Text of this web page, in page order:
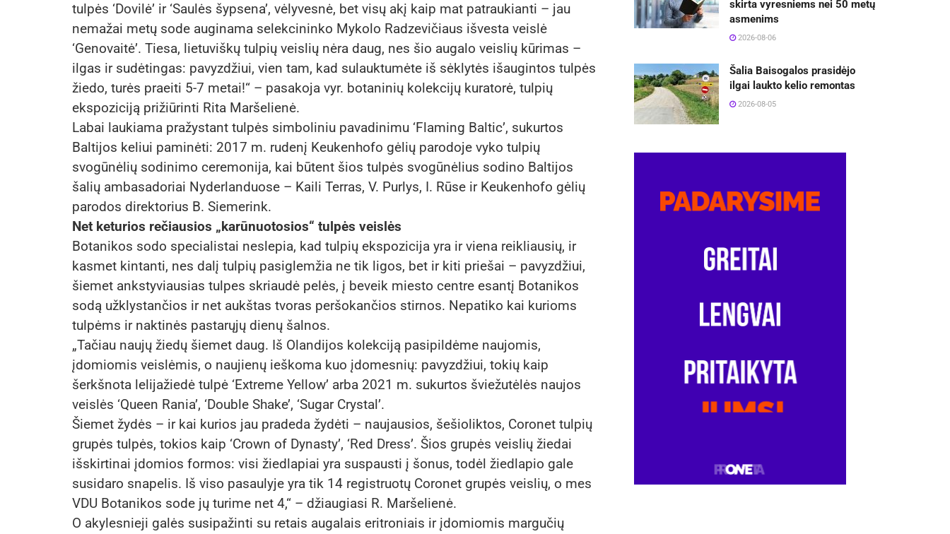
tulpės ‘Dovilė’ ir ‘Saulės šypsena’, vėlyvesnė, bet visų akį kaip mat patraukianti – jau
nemažai metų sode auginama selekcininko Mykolo Radzevičiaus išvesta veislė
‘Genovaitė’. Tiesa, lietuviškų tulpių veislių nėra daug, nes šio augalo veislių kūrimas –
ilgas ir sudėtingas: pavyzdžiui, vien tam, kad sulauktumėte iš sėklytės išaugintos tulpės
žiedo, turės praeiti 5-7 metai!“ – pasakoja vyr. botaninių kolekcijų kuratorė, tulpių
ekspoziciją prižiūrinti Rita Maršelienė.
Labai laukiama pražystant tulpės simboliniu pavadinimu ‘Flaming Baltic’, sukurtos
Baltijos keliui paminėti: 2017 m. rudenį Keukenhofo gėlių parodoje vyko tulpių
svogūnėlių sodinimo ceremonija, kai būtent šios tulpės svogūnėlius sodino Baltijos
šalių ambasadoriai Nyderlanduose – Kaili Terras, V. Purlys, I. Rūse ir Keukenhofo gėlių
parodos direktorius B. Siemerink.
Net keturios rečiausios „karūnuotosios“ tulpės veislės
Botanikos sodo specialistai neslepia, kad tulpių ekspozicija yra ir viena reikliausių, ir
kasmet kintanti, nes dalį tulpių pasiglemžia ne tik ligos, bet ir kiti priešai – pavyzdžiui,
šiemet ankstyviausias tulpes skriaudė pelės, į beveik miesto centre esantį Botanikos
sodą užklystančios ir net aukštas tvoras peršokančios stirnos. Nepatiko kai kurioms
tulpėms ir naktinės pastarųjų dienų šalnos.
„Tačiau naujų žiedų šiemet daug. Iš Olandijos kolekciją pasipildėme naujomis,
įdomiomis veislėmis, o naujienų ieškoma kuo įdomesnių: pavyzdžiui, tokių kaip
šerkšnota lelijažiedė tulpė ‘Extreme Yellow’ arba 2021 m. sukurtos šviežutėlės naujos
veislės ‘Queen Rania’, ‘Double Shake’, ‘Sugar Crystal’.
Šiemet žydės – ir kai kurios jau pradeda žydėti – naujausios, šešioliktos, Coronet tulpių
grupės tulpės, tokios kaip ‘Crown of Dynasty’, ‘Red Dress’. Šios grupės veislių žiedai
išskirtinai įdomios formos: visi žiedlapiai yra suspausti į šonus, todėl žiedlapio gale
susidaro snapelis. Iš viso pasaulyje yra tik 14 registruotų Coronet grupės veislių, o mes
VDU Botanikos sode jų turime net 4,“ – džiaugiasi R. Maršelienė.
O akylesnieji galės susipažinti su retais augalais eritroniais ir įdomiomis margučių
skirta vyresniems nei 50 metų
asmenims
2026-08-06
Šalia Baisogalos prasidėjo
ilgai laukto kelio remontas
2026-08-05